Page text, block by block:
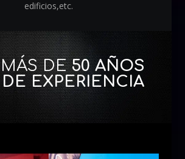
edificios,etc.
MÁS DE50 AÑOS
DE EXPERIENCIA